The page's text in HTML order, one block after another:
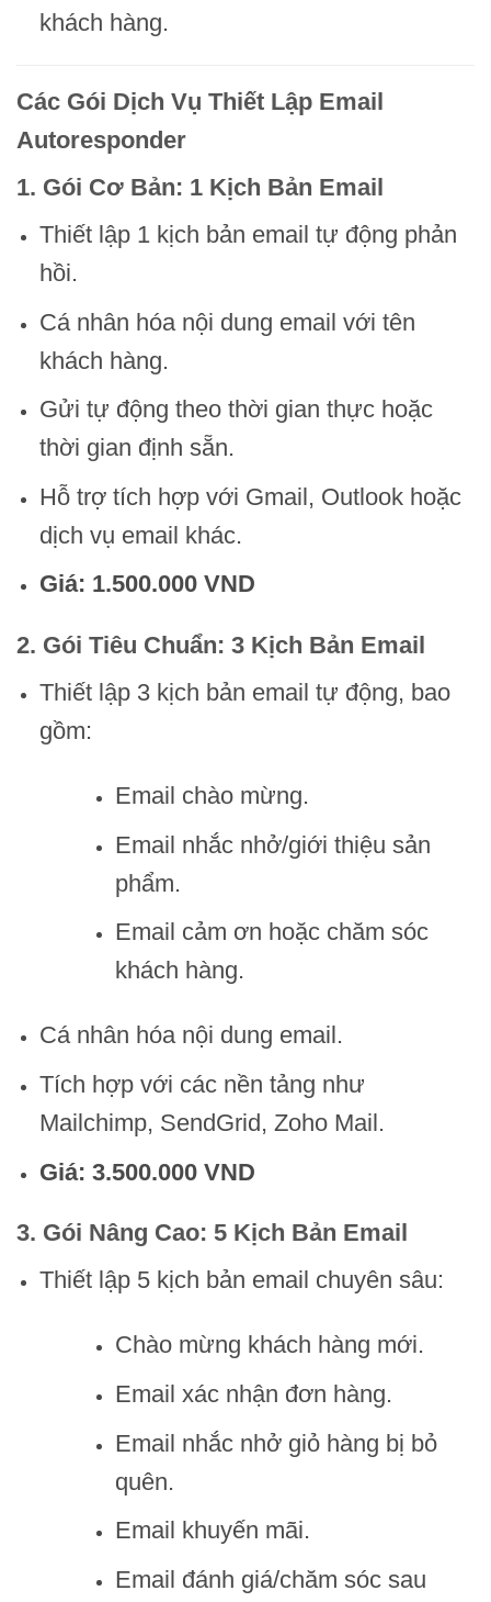
khách hàng.
Các Gói Dịch Vụ Thiết Lập Email
Autoresponder
1. Gói Cơ Bản: 1 Kịch Bản Email
Thiết lập 1 kịch bản email tự động phản
hồi.
Cá nhân hóa nội dung email với tên
khách hàng.
Gửi tự động theo thời gian thực hoặc
thời gian định sẵn.
Hỗ trợ tích hợp với Gmail, Outlook hoặc
dịch vụ email khác.
Giá: 1.500.000 VND
2. Gói Tiêu Chuẩn: 3 Kịch Bản Email
Thiết lập 3 kịch bản email tự động, bao
gồm:
Email chào mừng.
Email nhắc nhở/giới thiệu sản
phẩm.
Email cảm ơn hoặc chăm sóc
khách hàng.
Cá nhân hóa nội dung email.
Tích hợp với các nền tảng như
Mailchimp, SendGrid, Zoho Mail.
Giá: 3.500.000 VND
3. Gói Nâng Cao: 5 Kịch Bản Email
Thiết lập 5 kịch bản email chuyên sâu:
Chào mừng khách hàng mới.
Email xác nhận đơn hàng.
Email nhắc nhở giỏ hàng bị bỏ
quên.
Email khuyến mãi.
Email đánh giá/chăm sóc sau